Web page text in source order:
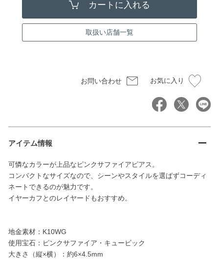
取扱い店舗一覧
お問い合わせ お気に入り
アイテム情報
可憐なカラーが上品なピンクサファイアピアス。
コンパクトなサイズなので、シーンやスタイルを選ばずコーディ
ネートできるのが魅力です。
イヤーカフとのレイヤードもおすすめ。
地金素材：K10WG
使用宝石：ピンクサファイア・キュービック
大きさ（縦×横）：約6×4.5mm